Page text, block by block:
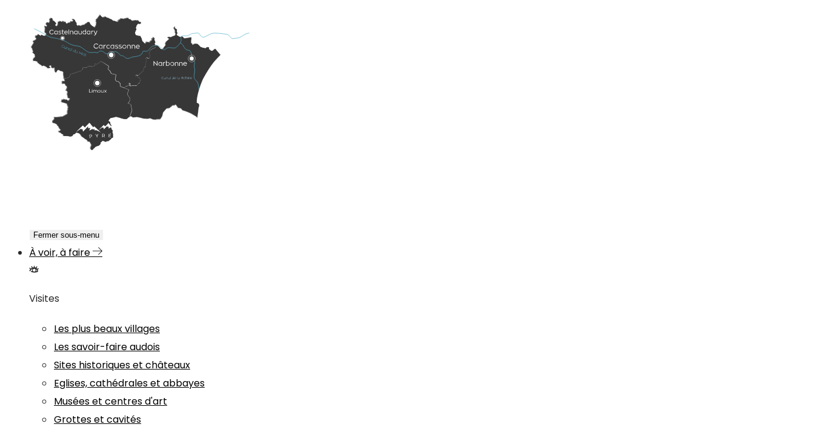
Fermer sous-menu
À voir, à faire
Visites
Les plus beaux villages
Les savoir-faire audois
Sites historiques et châteaux
Eglises, cathédrales et abbayes
Musées et centres d'art
Grottes et cavités